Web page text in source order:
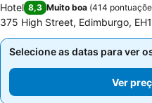
Hotel 8,3 Muito boa (414
375 High Street, Edimburgo,
Selecione as datas para ver
Ver
Selecione as datas para ver
Ver